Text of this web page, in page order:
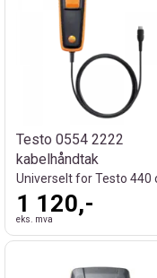
Testo 0554 2222
kabelhåndtak
1 120,-
eks. mva